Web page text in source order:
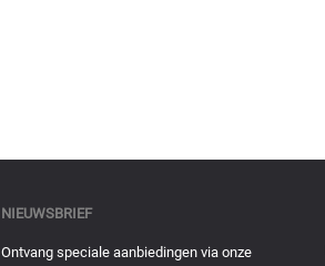
NIEUWSBRIEF
Ontvang speciale aanbiedingen via onze